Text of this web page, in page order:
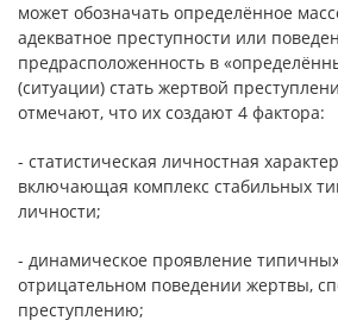
может обозначать определённое
адекватное преступности или
предрасположенность в
(ситуации) стать жертвой
отмечают, что их создают 4 фактора:
- статистическая личностная
включающая комплекс стабильных
личности;
- динамическое проявление
отрицательном поведении жертвы,
преступлению;